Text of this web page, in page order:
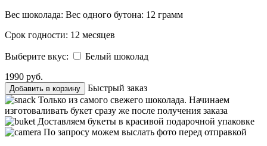
Вес шоколада: Вес одного бутона: 12 грамм
Срок годности: 12 месяцев
Выберите вкус:
Белый шоколад
1990 руб.
Добавить в корзину
Быстрый заказ
Только из самого свежего шоколада. Начинаем
изготоваливать букет сразу же после получения заказа
Доставляем букеты в красивой подарочной упаковке
По запросу можем выслать фото перед отправкой